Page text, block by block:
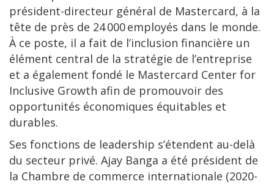
président-directeur général de Mastercard, à la
tête de près de 24 000 employés dans le monde.
À ce poste, il a fait de l’inclusion financière un
élément central de la stratégie de l’entreprise
et a également fondé le Mastercard Center for
Inclusive Growth afin de promouvoir des
opportunités économiques équitables et
durables.
Ses fonctions de leadership s’étendent au-delà
du secteur privé. Ajay Banga a été président de
la Chambre de commerce internationale (2020-